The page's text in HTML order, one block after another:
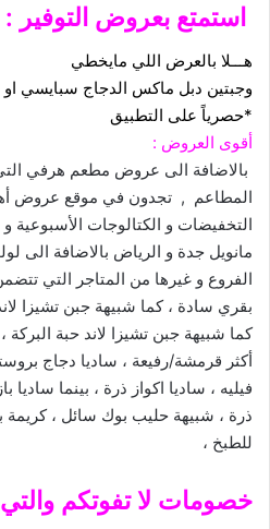
استمتع بعروض التوفير :
هـــلا بالعرض اللي مايخطي
وجبتين دبل ماكس الدجاج سبايسي او عادي بـ
*حصرياً على التطبيق ⁣
أقوى العروض :
بالاضافة الى عروض مطعم هرفي التي
المطاعم , تجدون في موقع عروض
مانويل جدة و الرياض بالاضافة الى
بقري سادة ، كما شبيهة جبن تشيزا
أكثر قرمشة/رفيعة ، ساديا دجاج
ذرة ، شبيهة حليب بوك سائل ، كريمة
للطبخ ،
خصومات لا تفوتكم